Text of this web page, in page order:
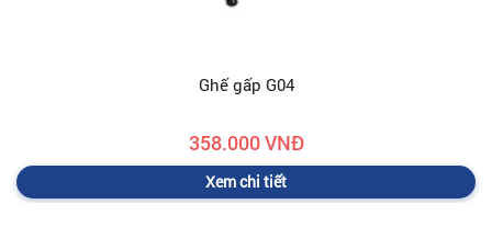
Ghế gấp G04
358.000 VNĐ
Xem chi tiết